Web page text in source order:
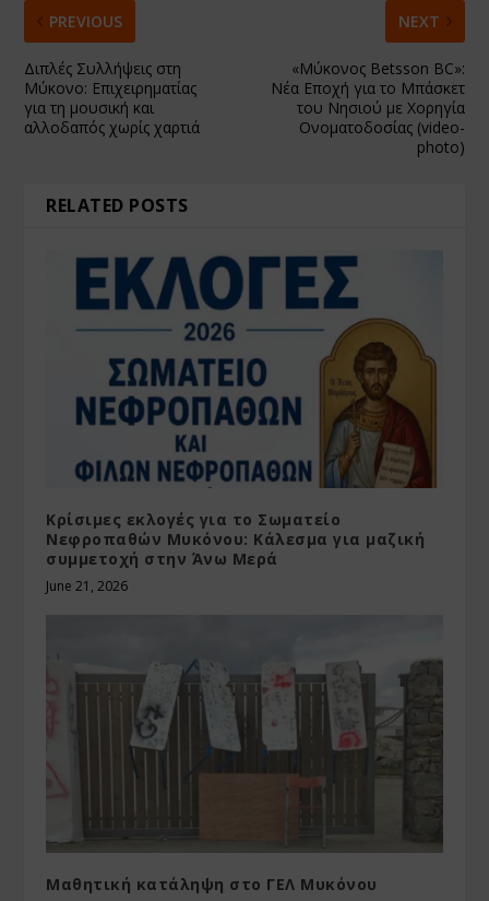
PREVIOUS
Διπλές Συλλήψεις στη
Μύκονο: Επιχειρηματίας
για τη μουσική και
αλλοδαπός χωρίς χαρτιά
NEXT
«Μύκονος Betsson BC»:
Νέα Εποχή για το Μπάσκετ
του Νησιού με Χορηγία
Ονοματοδοσίας (video-
photo)
RELATED POSTS
Κρίσιμες εκλογές για το Σωματείο
Νεφροπαθών Μυκόνου: Κάλεσμα για μαζική
συμμετοχή στην Άνω Μερά
June 21, 2026
Μαθητική κατάληψη στο ΓΕΛ Μυκόνου